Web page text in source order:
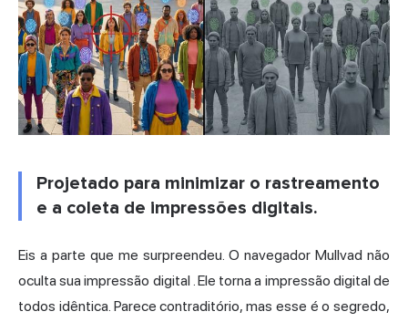
Projetado para minimizar o rastreamento
e a coleta de impressões digitais.
Eis a parte que me surpreendeu. O navegador Mullvad não
oculta suaimpressão digital. Ele torna a impressão digital de
todos idêntica. Parece contraditório, mas esse é o segredo,